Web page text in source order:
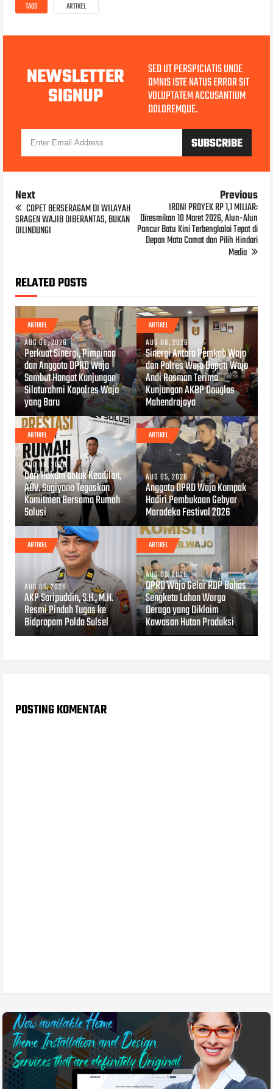
TAGS ARTIKEL
NEWSLETTER
SIGNUP
SED UT PERSPICIATIS UNDE
OMNIS ISTE NATUS ERROR SIT
VOLUPTATEM ACCUSANTIUM
DOLOREMQUE.
Next
COPET BERSERAGAM DI WILAYAH
SRAGEN WAJIB DIBERANTAS, BUKAN
DILINDUNGI
Previous
IRONI PROYEK RP 1,1 MILIAR:
Diresmikan 10 Maret 2026, Alun-Alun
Pancur Batu Kini Terbengkalai Tepat di
Depan Mata Camat dan Pilih Hindari
Media
RELATED POSTS
ARTIKEL
AUG 06, 2026
Perkuat Sinergi, Pimpinan
dan Anggota DPRD Wajo
Sambut Hangat Kunjungan
Silaturahmi Kapolres Wajo
yang Baru
ARTIKEL
AUG 06, 2026
Sinergi Antara Pemkab Wajo
dan Polres Wajo Bupati Wajo
Andi Rosman Terima
Kunjungan AKBP Douglas
Mahendrajaya
ARTIKEL
AUG 06, 2026
Dari Hukum untuk Keadilan,
ADV. Sugiyono Tegaskan
Komitmen Bersama Rumah
Solusi
ARTIKEL
AUG 05, 2026
Anggota DPRD Wajo Kompak
Hadiri Pembukaan Gebyar
Maradeka Festival 2026
ARTIKEL
AUG 05, 2026
AKP Saripuddin, S.H., M.H.
Resmi Pindah Tugas ke
Bidpropam Polda Sulsel
ARTIKEL
AUG 05, 2026
DPRD Wajo Gelar RDP Bahas
Sengketa Lahan Warga
Deraga yang Diklaim
Kawasan Hutan Produksi
POSTING KOMENTAR